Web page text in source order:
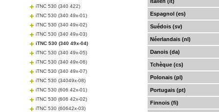
iTNC 530 (340 422)
iTNC 530 (340 49x-01)
iTNC 530 (340 49x-02)
iTNC 530 (340 49x-03)
iTNC 530 (340 49x-04)
iTNC 530 (340 49x-05)
iTNC 530 (340 49x-06)
iTNC 530 (340 49x-07)
iTNC 530 (34049x-08)
iTNC 530 (606 42x-01)
iTNC 530 (606 42x-02)
iTNC 530 (60642x-03)
Espagnol (es)
Suédois (sv)
Néerlandais (nl)
Danois (da)
Tchèque (cs)
Polonais (pl)
Portugais (pt)
Finnois (fi)